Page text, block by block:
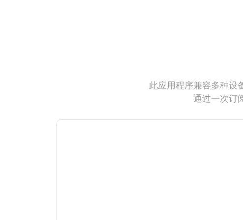
此应用程序兼容多种设
通过一次订